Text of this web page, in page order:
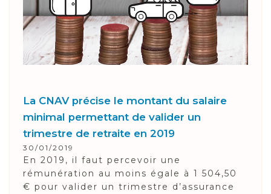
La CNAV précise le montant du salaire
minimal permettant de valider un
trimestre de retraite en 2019
30/01/2019
En 2019, il faut percevoir une
rémunération au moins égale à 1 504,50
€ pour valider un trimestre d’assurance